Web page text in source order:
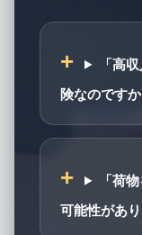
「高
険なのですか
「荷
可能性があ